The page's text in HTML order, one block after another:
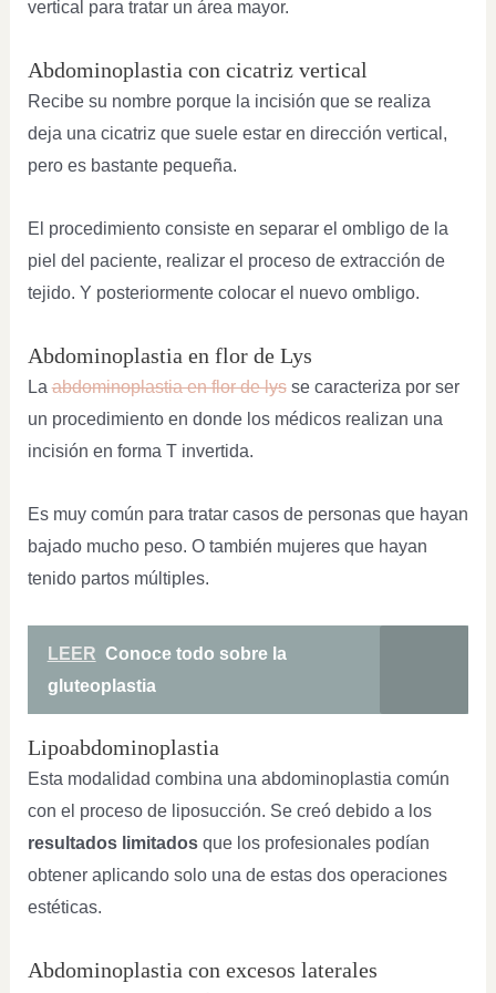
vertical para tratar un área mayor.
Abdominoplastia con cicatriz vertical
Recibe su nombre porque la incisión que se realiza
deja una cicatriz que suele estar en dirección vertical,
pero es bastante pequeña.
El procedimiento consiste en separar el ombligo de la
piel del paciente, realizar el proceso de extracción de
tejido. Y posteriormente colocar el nuevo ombligo.
Abdominoplastia en flor de Lys
Laabdominoplastia en flor de lysse caracteriza por ser
un procedimiento en donde los médicos realizan una
incisión en forma T invertida.
Es muy común para tratar casos de personas que hayan
bajado mucho peso. O también mujeres que hayan
tenido partos múltiples.
LEER Conoce todo sobre la
gluteoplastia
Lipoabdominoplastia
Esta modalidad combina una abdominoplastia común
con el proceso de liposucción. Se creó debido a los
resultados limitadosque los profesionales podían
obtener aplicando solo una de estas dos operaciones
estéticas.
Abdominoplastia con excesos laterales